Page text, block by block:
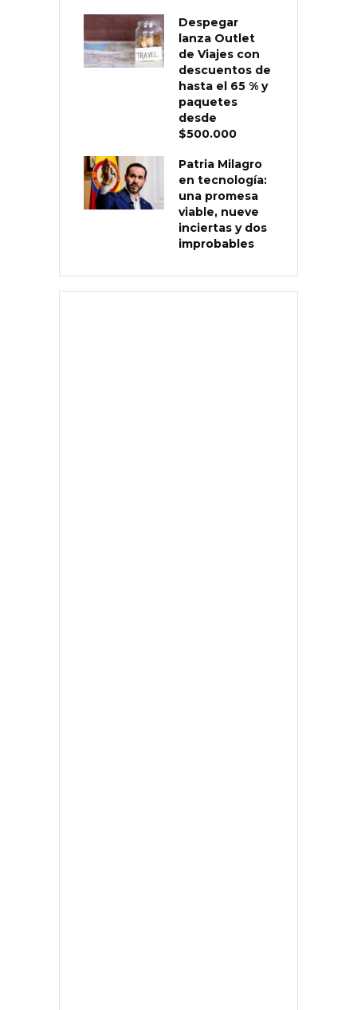
Despegar
lanza Outlet
de Viajes con
descuentos de
hasta el 65 % y
paquetes
desde
$500.000
Patria Milagro
en tecnología:
una promesa
viable, nueve
inciertas y dos
improbables